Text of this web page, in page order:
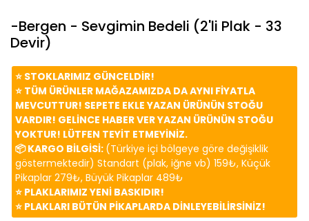
-Bergen - Sevgimin Bedeli (2'li Plak - 33
Devir)
⭐️ STOKLARIMIZ GÜNCELDİR!
⭐️ TÜM ÜRÜNLER MAĞAZAMIZDA DA AYNI FİYATLA
MEVCUTTUR! SEPETE EKLE YAZAN ÜRÜNÜN STOĞU
VARDIR! GELİNCE HABER VER YAZAN ÜRÜNÜN STOĞU
YOKTUR! LÜTFEN TEYİT ETMEYİNİZ.
📦 KARGO BİLGİSİ: (Türkiye içi bölgeye göre değişiklik
göstermektedir) Standart (plak, iğne vb) 159₺, Küçük
Pikaplar 279₺, Büyük Pikaplar 489₺
⭐️ PLAKLARIMIZ YENİ BASKIDIR!
⭐️ PLAKLARI BÜTÜN PİKAPLARDA DİNLEYEBİLİRSİNİZ!